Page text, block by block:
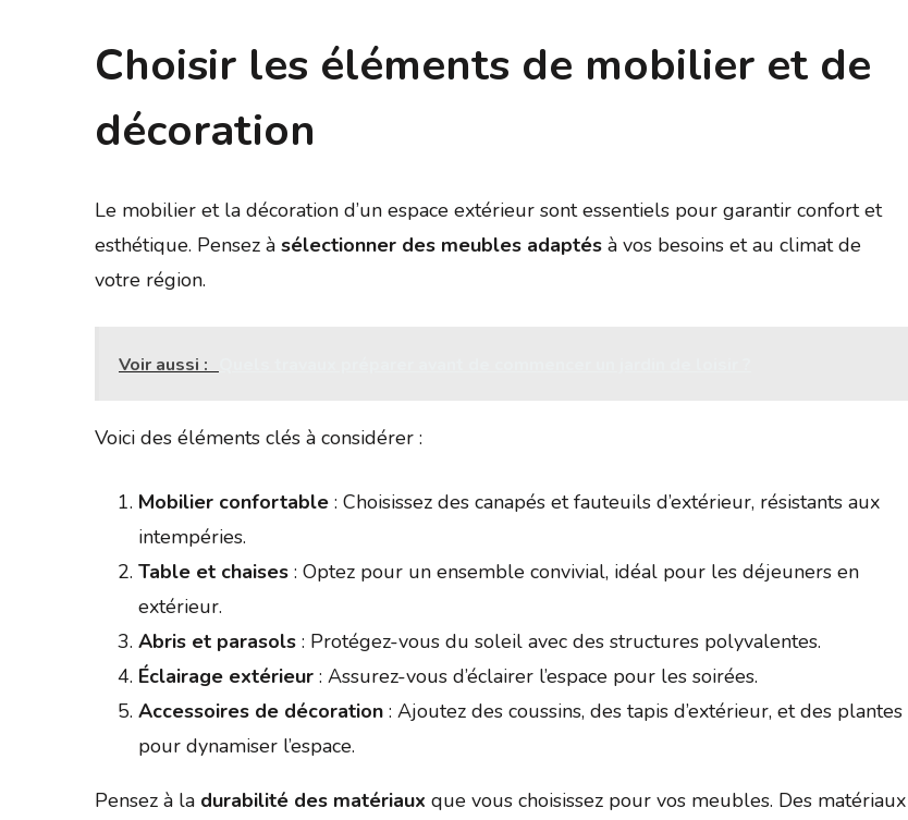
Choisir les éléments de mobilier et de
décoration
Le mobilier et la décoration d’un espace extérieur sont essentiels pour garantir confort et
esthétique. Pensez à sélectionner des meubles adaptés à vos besoins et au climat de
votre région.
Voir aussi :
Voici des éléments clés à considérer :
Mobilier confortable : Choisissez des canapés et fauteuils d’extérieur, résistants aux
intempéries.
Table et chaises : Optez pour un ensemble convivial, idéal pour les déjeuners en
extérieur.
Abris et parasols : Protégez-vous du soleil avec des structures polyvalentes.
Éclairage extérieur : Assurez-vous d’éclairer l’espace pour les soirées.
Accessoires de décoration : Ajoutez des coussins, des tapis d’extérieur, et des plantes
pour dynamiser l’espace.
Pensez à la durabilité des matériaux que vous choisissez pour vos meubles. Des matériaux